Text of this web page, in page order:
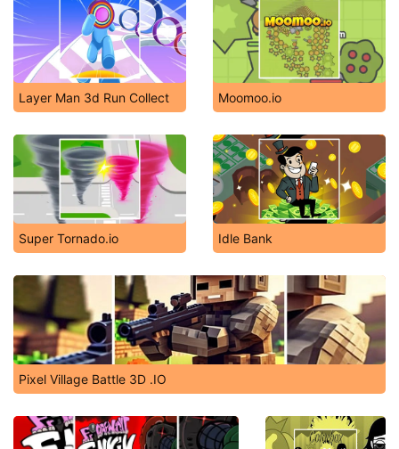
Layer Man 3d Run Collect Moomoo.io
Super Tornado.io Idle Bank
Pixel Village Battle 3D .IO